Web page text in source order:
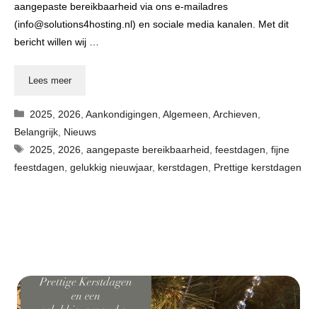
aangepaste bereikbaarheid via ons e-mailadres
(info@solutions4hosting.nl) en sociale media kanalen. Met dit
bericht willen wij …
Lees meer
Categorieën
2025 2026 ,Aankondigingen ,Algemeen ,Archieven
Belangrijk Nieuws
Tags
2025 2026 ,aangepaste bereikbaarheid ,feestdagen ,fijne
feestdagen gelukkig nieuwjaar, kerstdagen Prettige kerstdagen